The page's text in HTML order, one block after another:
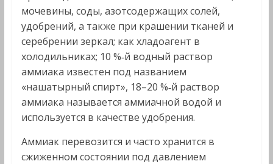
мочевины, соды, азотсодержащих солей,
удобрений, а также при крашении тканей и
серебрении зеркал; как хладоагент в
холодильниках; 10 %‑й водный раствор
аммиака известен под названием
«нашатырный спирт», 18–20 %‑й раствор
аммиака называется аммиачной водой и
используется в качестве удобрения.
Аммиак перевозится и часто хранится в
сжиженном состоянии под давлением